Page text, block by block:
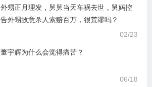
外甥正月理发，舅舅当天车祸去世，舅妈控
告外甥故意杀人索赔百万，很荒谬吗？
02/23
董宇辉为什么会觉得痛苦？
06/18